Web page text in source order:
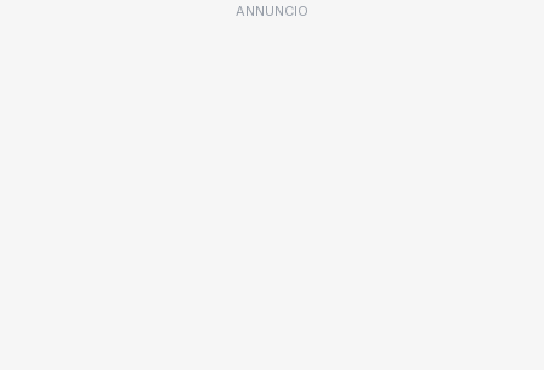
ANNUNCIO